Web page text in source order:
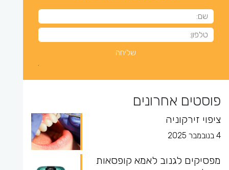
פוסטים אחרונים
ציפוי זירקוניה
4 בנובמבר 2025
מפסיקים לגנוב לאמא קופסאות